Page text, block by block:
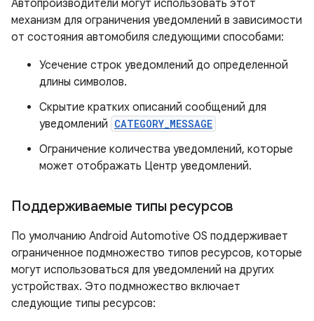
Автопроизводители могут использовать этот
механизм для ограничения уведомлений в зависимости
от состояния автомобиля следующими способами:
Усечение строк уведомлений до определенной
длины символов.
Скрытие кратких описаний сообщений для
уведомлений CATEGORY_MESSAGE
Ограничение количества уведомлений, которые
может отображать Центр уведомлений.
Поддерживаемые типы ресурсов
По умолчанию Android Automotive OS поддерживает
ограниченное подмножество типов ресурсов, которые
могут использоваться для уведомлений на других
устройствах. Это подмножество включает
следующие типы ресурсов: